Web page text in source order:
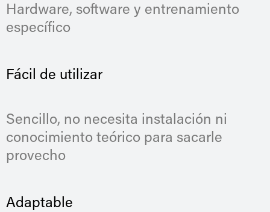
Hardware, software y entrenamiento
específico
Fácil de utilizar
Sencillo, no necesita instalación ni
conocimiento teórico para sacarle
provecho
Adaptable